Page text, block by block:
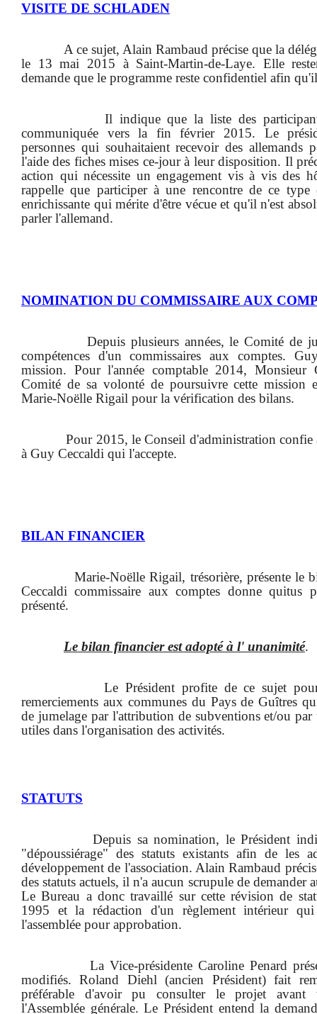
VISITE DE SCHLADEN
A ce sujet, Alain Rambaud précise que la
le 13 mai 2015 à Saint-Martin-de-Laye. Elle
demande que le programme reste confidentiel afin
Il indique que la liste des
communiquée vers la fin février 2015. Le
personnes qui souhaitaient recevoir des allemands
l'aide des fiches mises ce-jour à leur disposition. Il
action qui nécessite un engagement vis à vis des
rappelle que participer à une rencontre de ce type
enrichissante qui mérite d'être vécue et qu'il n'est
parler l'allemand.
NOMINATION DU COMMISSAIRE AUX
Depuis plusieurs années, le Comité de
compétences d'un commissaires aux comptes.
mission. Pour l'année comptable 2014,
Comité de sa volonté de poursuivre cette mission
Marie-Noëlle Rigail pour la vérification des bilans.
Pour 2015, le Conseil d'administration confie
à Guy Ceccaldi qui l'accepte.
BILAN FINANCIER
Marie-Noëlle Rigail, trésorière, présente le
Ceccaldi commissaire aux comptes donne quitus
présenté.
Le bilan financier est adopté à l' unanimité.
Le Président profite de ce sujet
remerciements aux communes du Pays de Guîtres
de jumelage par l'attribution de subventions et/ou par
utiles dans l'organisation des activités.
STATUTS
Depuis sa nomination, le Président
"dépoussiérage" des statuts existants afin de les
développement de l'association. Alain Rambaud
des statuts actuels, il n'a aucun scrupule de
Le Bureau a donc travaillé sur cette révision de
1995 et la rédaction d'un règlement intérieur
l'assemblée pour approbation.
La Vice-présidente Caroline Penard
modifiés. Roland Diehl (ancien Président) fait
préférable d'avoir pu consulter le projet avant
l'Assemblée générale. Le Président entend la